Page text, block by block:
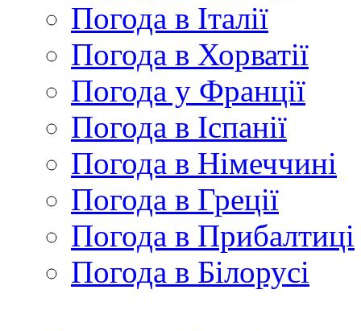
Погода в Італії
Погода в Хорватії
Погода у Франції
Погода в Іспанії
Погода в Німеччині
Погода в Греції
Погода в Прибалтиці
Погода в Білорусі